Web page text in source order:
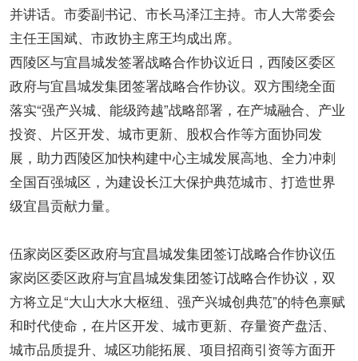
并讲话。市委副书记、市长马泽江主持。市人大常委会
主任王国斌、市政协主席王均成出席。
西陵区与宜昌城发签署战略合作协议近日，西陵区委区
政府与宜昌城发集团签署战略合作协议。双方围绕全面
落实“强产兴城、能级跨越”战略部署，在产城融合、产业
投资、片区开发、城市更新、股权合作等方面协同发
展，助力西陵区加快构建中心主城发展高地、全力冲刺
全国百强城区，为建设长江大保护典范城市、打造世界
级宜昌贡献力量。
伍家岗区委区政府与宜昌城发集团签订战略合作协议伍
家岗区委区政府与宜昌城发集团签订战略合作协议，双
方将立足“大山大水大枢纽、强产兴城创典范”的特色禀赋
和时代使命，在片区开发、城市更新、存量资产盘活、
城市品质提升、城区功能拓展、项目招商引资等方面开